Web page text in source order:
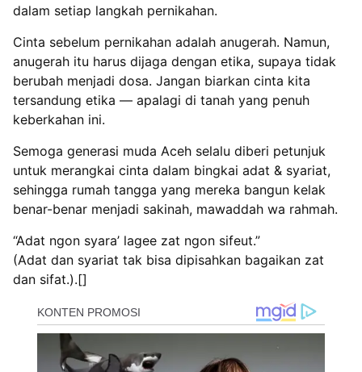
dalam setiap langkah pernikahan.
Cinta sebelum pernikahan adalah anugerah. Namun,
anugerah itu harus dijaga dengan etika, supaya tidak
berubah menjadi dosa. Jangan biarkan cinta kita
tersandung etika — apalagi di tanah yang penuh
keberkahan ini.
Semoga generasi muda Aceh selalu diberi petunjuk
untuk merangkai cinta dalam bingkai adat & syariat,
sehingga rumah tangga yang mereka bangun kelak
benar-benar menjadi sakinah, mawaddah wa rahmah.
“Adat ngon syara’ lagee zat ngon sifeut.”
(Adat dan syariat tak bisa dipisahkan bagaikan zat
dan sifat.).[]